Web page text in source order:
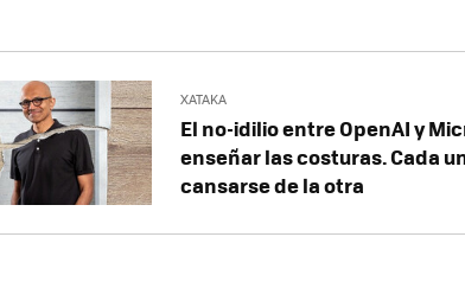
XATAKA
El no-idilio entre OpenAI y
enseñar las costuras. Cada
cansarse de la otra